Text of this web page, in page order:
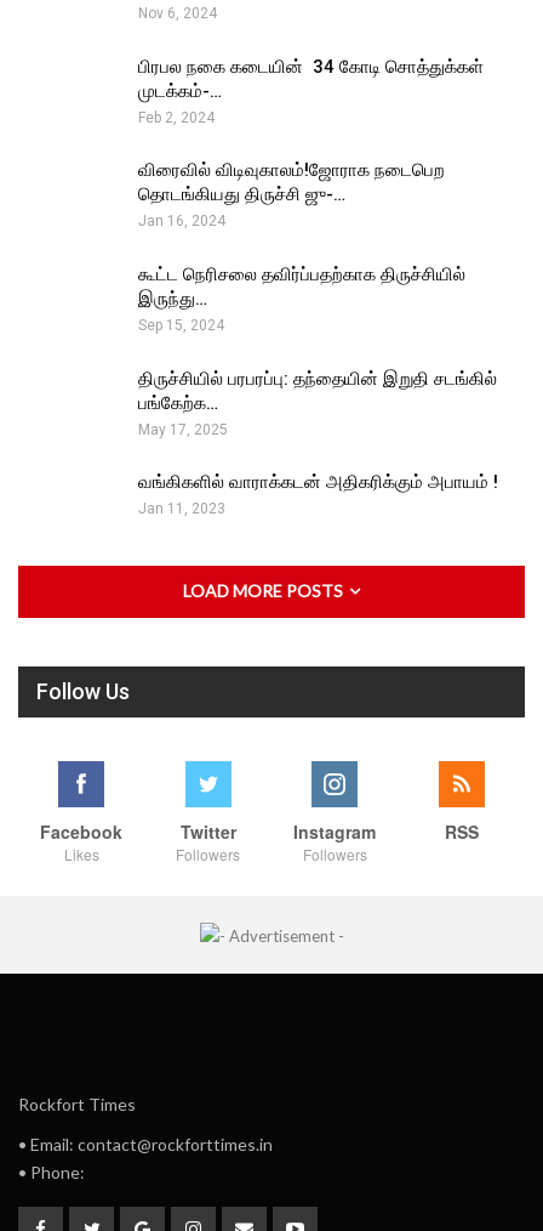
Nov 6, 2024
பிரபல நகை கடையின் ₹ 34 கோடி சொத்துக்கள்
முடக்கம்-…
Feb 2, 2024
விரைவில் விடிவுகாலம்!ஜோராக நடைபெற
தொடங்கியது திருச்சி ஜு-…
Jan 16, 2024
கூட்ட நெரிசலை தவிர்ப்பதற்காக திருச்சியில்
இருந்து…
Sep 15, 2024
திருச்சியில் பரபரப்பு: தந்தையின் இறுதி சடங்கில்
பங்கேற்க…
May 17, 2025
வங்கிகளில் வாராக்கடன் அதிகரிக்கும் அபாயம் !
Jan 11, 2023
LOAD MORE POSTS
Follow Us
Facebook
Likes
Twitter
Followers
Instagram
Followers
RSS
Rockfort Times
• Email: contact@rockforttimes.in
• Phone: